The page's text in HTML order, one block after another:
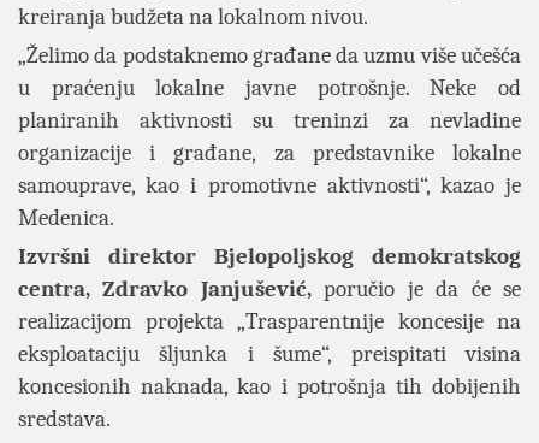
kreiranja budžeta na lokalnom nivou.
„Želimo da podstaknemo građane da uzmu više učešća
u praćenju lokalne javne potrošnje. Neke od
planiranih aktivnosti su treninzi za nevladine
organizacije i građane, za predstavnike lokalne
samouprave, kao i promotivne aktivnosti“, kazao je
Medenica.
Izvršni direktor Bjelopoljskog demokratskog
centra, Zdravko Janjušević,poručio je da će se
realizacijom projekta „Trasparentnije koncesije na
eksploataciju šljunka i šume“, preispitati visina
koncesionih naknada, kao i potrošnja tih dobijenih
sredstava.